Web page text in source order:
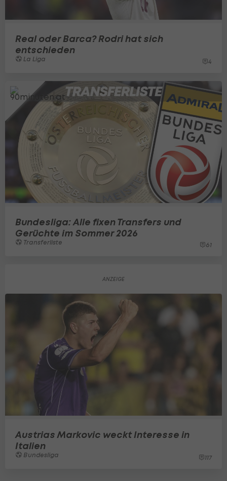
Real oder Barca? Rodri hat sich
entschieden
La Liga 4
Bundesliga: Alle fixen Transfers und
Gerüchte im Sommer 2026
Transferliste 61
Austrias Markovic weckt Interesse in
Italien
Bundesliga 117